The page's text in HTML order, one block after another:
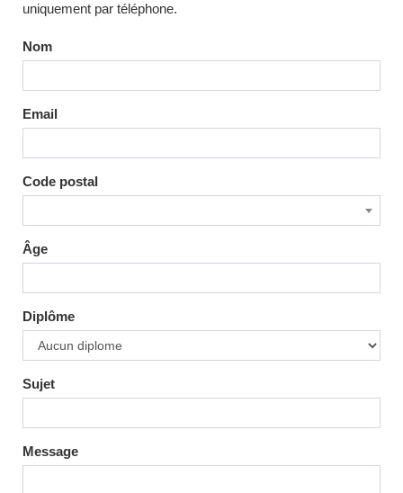
uniquement par téléphone.
Nom
Email
Code postal
Âge
Diplôme
Sujet
Message